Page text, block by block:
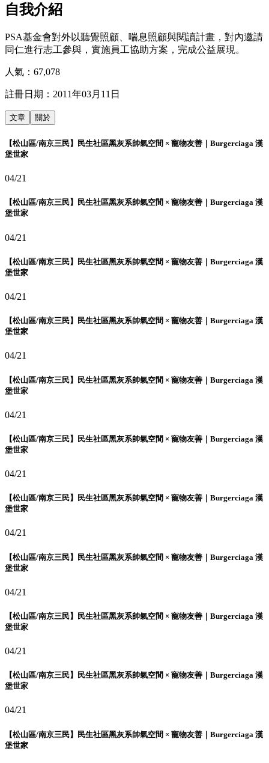
自我介紹
PSA基金會對外以聽覺照顧、喘息照顧與閱讀計畫，對內邀請
同仁進行志工參與，實施員工協助方案，完成公益展現。
人氣： 67,078
註冊日期： 2011年03月11日
文章 關於
【松山區/南京三民】民生社區黑灰系帥氣空間 × 寵物友善｜Burgerciaga 漢
堡世家
04/21
【松山區/南京三民】民生社區黑灰系帥氣空間 × 寵物友善｜Burgerciaga 漢
堡世家
04/21
【松山區/南京三民】民生社區黑灰系帥氣空間 × 寵物友善｜Burgerciaga 漢
堡世家
04/21
【松山區/南京三民】民生社區黑灰系帥氣空間 × 寵物友善｜Burgerciaga 漢
堡世家
04/21
【松山區/南京三民】民生社區黑灰系帥氣空間 × 寵物友善｜Burgerciaga 漢
堡世家
04/21
【松山區/南京三民】民生社區黑灰系帥氣空間 × 寵物友善｜Burgerciaga 漢
堡世家
04/21
【松山區/南京三民】民生社區黑灰系帥氣空間 × 寵物友善｜Burgerciaga 漢
堡世家
04/21
【松山區/南京三民】民生社區黑灰系帥氣空間 × 寵物友善｜Burgerciaga 漢
堡世家
04/21
【松山區/南京三民】民生社區黑灰系帥氣空間 × 寵物友善｜Burgerciaga 漢
堡世家
04/21
【松山區/南京三民】民生社區黑灰系帥氣空間 × 寵物友善｜Burgerciaga 漢
堡世家
04/21
【松山區/南京三民】民生社區黑灰系帥氣空間 × 寵物友善｜Burgerciaga 漢
堡世家